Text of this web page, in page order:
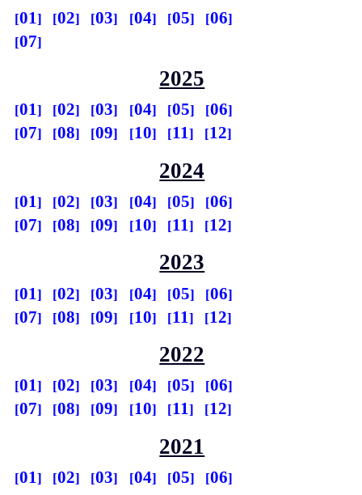
01 02 03 04 05
06
07
2025
01 02 03 04 05
06
07
08 09 10 11 12
2024
01 02 03 04 05
06
07
08 09 10 11 12
2023
01 02 03 04 05
06
07
08 09 10 11 12
2022
01 02 03 04 05
06
07
08 09 10 11 12
2021
01 02 03 04 05
06